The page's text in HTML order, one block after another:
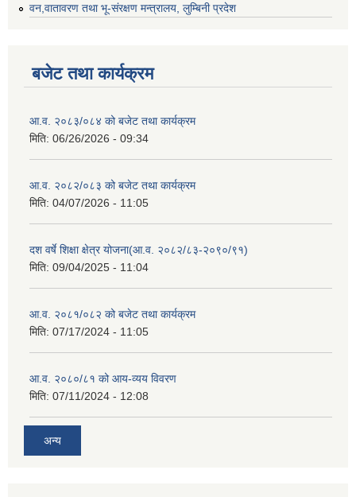
वन,वातावरण तथा भू-संरक्षण मन्त्रालय, लुम्बिनी प्रदेश
बजेट तथा कार्यक्रम
आ.व. २०८३/०८४ को बजेट तथा कार्यक्रम
मिति: 06/26/2026 - 09:34
आ.व. २०८२/०८३ को बजेट तथा कार्यक्रम
मिति: 04/07/2026 - 11:05
दश वर्षे शिक्षा क्षेत्र योजना(आ.व. २०८२/८३-२०९०/९१)
मिति: 09/04/2025 - 11:04
आ.व. २०८१/०८२ को बजेट तथा कार्यक्रम
मिति: 07/17/2024 - 11:05
आ.व. २०८०/८१ को आय-व्यय विवरण
मिति: 07/11/2024 - 12:08
अन्य